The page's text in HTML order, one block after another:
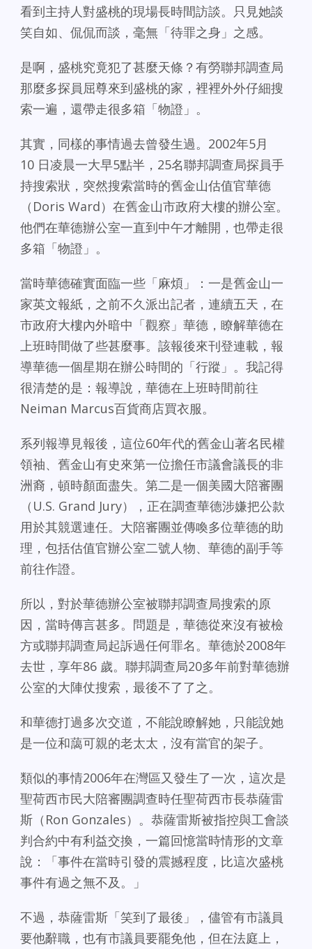
看到主持人對盛桃的現場長時間訪談。只見她談
笑自如、侃侃而談，毫無「待罪之身」之感。
是啊，盛桃究竟犯了甚麼天條？有勞聯邦調查局
那麼多探員屈尊來到盛桃的家，裡裡外外仔細搜
索一遍，還帶走很多箱「物證」。
其實，同樣的事情過去曾發生過。2002年5月
10 日凌晨一大早5點半，25名聯邦調查局探員手
持搜索狀，突然搜索當時的舊金山估值官華德
（Doris Ward）在舊金山市政府大樓的辦公室。
他們在華德辦公室一直到中午才離開，也帶走很
多箱「物證」。
當時華德確實面臨一些「麻煩」：一是舊金山一
家英文報紙，之前不久派出記者，連續五天，在
市政府大樓內外暗中「觀察」華德，瞭解華德在
上班時間做了些甚麼事。該報後來刊登連載，報
導華德一個星期在辦公時間的「行蹤」。我記得
很清楚的是：報導說，華德在上班時間前往
Neiman Marcus百貨商店買衣服。
系列報導見報後，這位60年代的舊金山著名民權
領袖、舊金山有史來第一位擔任市議會議長的非
洲裔，頓時顏面盡失。第二是一個美國大陪審團
（U.S. Grand Jury），正在調查華德涉嫌把公款
用於其競選連任。大陪審團並傳喚多位華德的助
理，包括估值官辦公室二號人物、華德的副手等
前往作證。
所以，對於華德辦公室被聯邦調查局搜索的原
因，當時傳言甚多。問題是，華德從來沒有被檢
方或聯邦調查局起訴過任何罪名。華德於2008年
去世，享年86 歲。聯邦調查局20多年前對華德辦
公室的大陣仗搜索，最後不了了之。
和華德打過多次交道，不能說瞭解她，只能說她
是一位和藹可親的老太太，沒有當官的架子。
類似的事情2006年在灣區又發生了一次，這次是
聖荷西市民大陪審團調查時任聖荷西市長恭薩雷
斯（Ron Gonzales）。恭薩雷斯被指控與工會談
判合約中有利益交換，一篇回憶當時情形的文章
說：「事件在當時引發的震撼程度，比這次盛桃
事件有過之無不及。」
不過，恭薩雷斯「笑到了最後」，儘管有市議員
要他辭職，也有市議員要罷免他，但在法庭上，